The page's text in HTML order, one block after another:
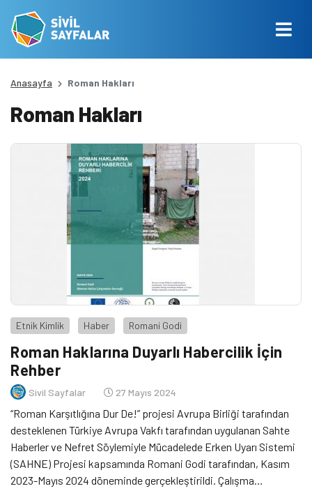
Anasayfa Roman Hakları
Roman Hakları
Etnik Kimlik Haber Romani Godi
Roman Haklarına Duyarlı Habercilik İçin
Rehber
Sivil Sayfalar 27 Mayıs 2024
“Roman Karşıtlığına Dur De!” projesi Avrupa Birliği tarafından
desteklenen Türkiye Avrupa Vakfı tarafından uygulanan Sahte
Haberler ve Nefret Söylemiyle Mücadelede Erken Uyarı Sistemi
(SAHNE) Projesi kapsamında Romani Godi tarafından, Kasım
2023-Mayıs 2024 döneminde gerçekleştirildi. Çalışma